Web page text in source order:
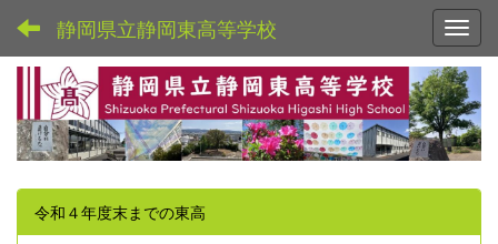
静岡県立静岡東高等学校
令和４年度末までの東高